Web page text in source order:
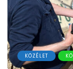
KÖZÉLET